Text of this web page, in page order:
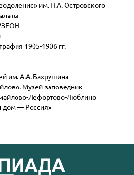
им. Н.А. Островского
1905-1906 гг.
им. А.А. Бахрушина
Музей-заповедник
Лефортово-Люблино
дом — Россия»